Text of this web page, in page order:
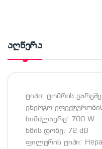
აღწერა
ტიპი: ტომრის გარეშე
ენერგო
სიმძლავრე: 700 W
ხმის დონე: 72 dB
ფილტრის ტიპი: